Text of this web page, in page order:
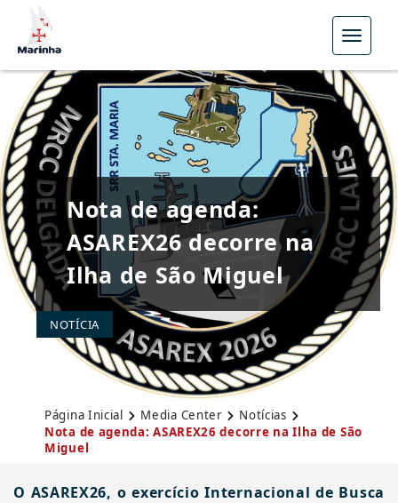
Menu
Nota de agenda:
ASAREX26 decorre na
Ilha de São Miguel
NOTÍCIA
Página Inicial Media Center
Notícias
Nota de agenda: ASAREX26 decorre na Ilha de São
Miguel
O ASAREX26, o exercício Internacional de Busca